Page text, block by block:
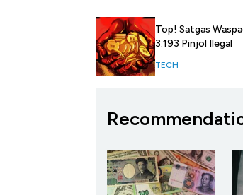
Top! Satgas
3.193 Pinjol Ilegal
TECH